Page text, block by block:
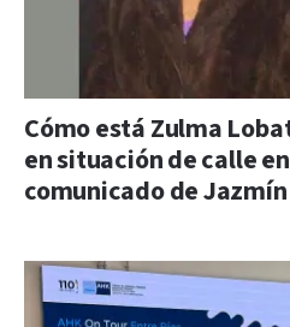
Cómo está Zulma
en situación de calle
comunicado de